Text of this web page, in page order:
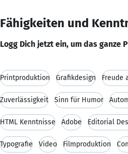
Fähigkeiten und
Logg Dich jetzt ein, um das ganze
Printproduktion Grafikdesign Freude
Zuverlässigkeit Sinn für Humor
HTML Kenntnisse Adobe Editorial
Typografie Video Filmproduktion